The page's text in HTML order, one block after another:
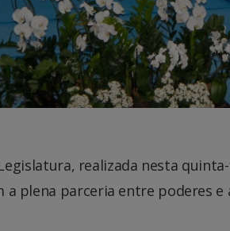
realizada nesta
plena parceria entre poderes